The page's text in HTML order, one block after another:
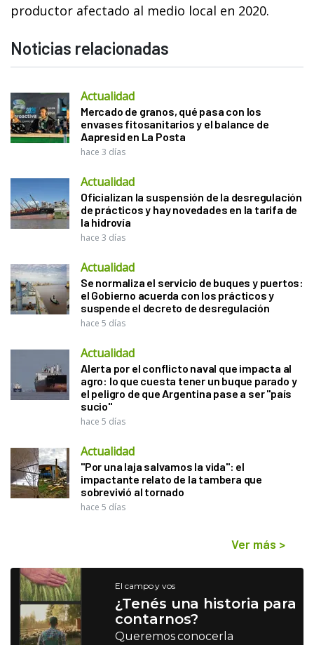
productor afectado al medio local en 2020.
Noticias relacionadas
Actualidad
Mercado de granos, qué pasa con los
envases fitosanitarios y el balance de
Aapresid en La Posta
hace 3 días
Actualidad
Oficializan la suspensión de la desregulación
de prácticos y hay novedades en la tarifa de
la hidrovía
hace 3 días
Actualidad
Se normaliza el servicio de buques y puertos:
el Gobierno acuerda con los prácticos y
suspende el decreto de desregulación
hace 5 días
Actualidad
Alerta por el conflicto naval que impacta al
agro: lo que cuesta tener un buque parado y
el peligro de que Argentina pase a ser "país
sucio"
hace 5 días
Actualidad
"Por una laja salvamos la vida": el
impactante relato de la tambera que
sobrevivió al tornado
hace 5 días
Ver más >
El campo y vos
¿Tenés una historia para
contarnos?
Queremos conocerla